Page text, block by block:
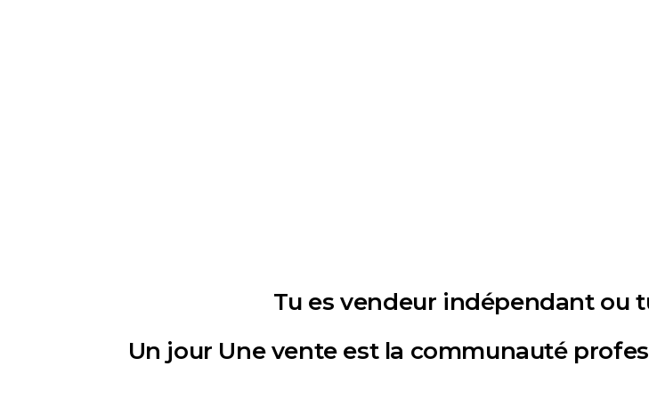
Tu es vendeur indépendant ou
Un jour Une vente est la communauté